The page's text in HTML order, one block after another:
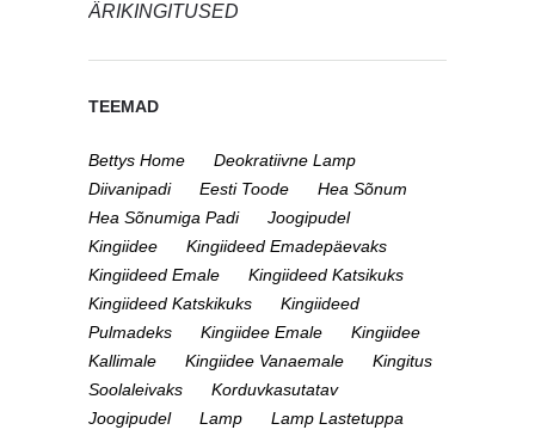
ÄRIKINGITUSED
TEEMAD
Bettys Home
Deokratiivne Lamp
Diivanipadi
Eesti Toode
Hea Sõnum
Hea Sõnumiga Padi
Joogipudel
Kingiidee
Kingiideed Emadepäevaks
Kingiideed Emale
Kingiideed Katsikuks
Kingiideed Katskikuks
Kingiideed
Pulmadeks
Kingiidee Emale
Kingiidee
Kallimale
Kingiidee Vanaemale
Kingitus
Soolaleivaks
Korduvkasutatav
Joogipudel
Lamp
Lamp Lastetuppa